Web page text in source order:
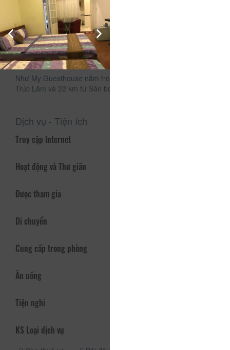
My Guesthouse đều được trang bị TV truyền hình vệ tinh
màn hình phẳng.
Chỗ nghỉ phục vụ bữa sáng kiểu Mỹ hoặc kiểu Á.
Nhân viên lễ tân có thể tư vấn cho du khách về các hoạt
động trong khu vực.
Như My Guesthouse nằm trong bán kính 5 km từ Thiền viện
Trúc Lâm và 22 km từ Sân bay Liên Khương.
Dịch vụ - Tiện ích
Truy cập Internet
Hoạt động và Thư giãn
Được tham gia
Di chuyển
Cung cấp trong phòng
Ăn uống
Tiện nghi
KS Loại dịch vụ